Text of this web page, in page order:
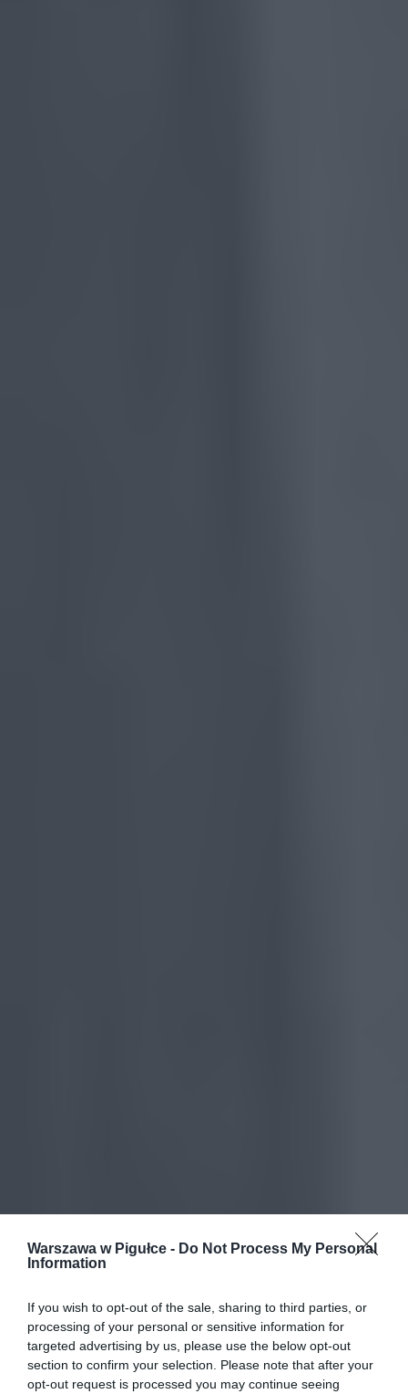
Warszawa w Pigułce - Do Not Process My Personal
Information
If you wish to opt-out of the sale, sharing to third parties, or
processing of your personal or sensitive information for
targeted advertising by us, please use the below opt-out
section to confirm your selection. Please note that after your
opt-out request is processed you may continue seeing